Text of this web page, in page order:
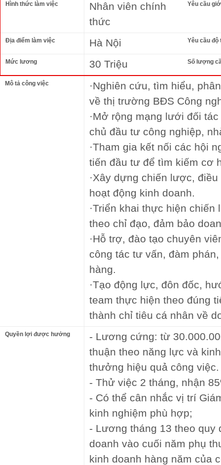
Hình thức làm việc
Nhân viên chính
thức
Yêu cầu
Địa điểm làm việc Hà Nội Yêu cầu độ
Mức lương 30 Triệu Số lượng
Mô tả công việc
·Nghiên cứu, tìm hiểu,
về thị trường BĐS Công
·Mở rộng mạng lưới đối
chủ đầu tư công nghiệp,
·Tham gia kết nối các hội
tiến đầu tư để tìm kiếm cơ
·Xây dựng chiến lược,
hoạt động kinh doanh.
·Triển khai thực hiện
theo chỉ đạo, đảm bảo
·Hỗ trợ, đào tạo chuyên
công tác tư vấn, đàm
hàng.
·Tạo động lực, đôn đốc,
team thực hiện theo đúng
thành chỉ tiêu cá nhân về
Quyền lợi được hưởng
- Lương cứng: từ
thuận theo năng lực và
thưởng hiệu quả công
- Thử việc 2 tháng, nhận
- Có thể cân nhắc vị trí
kinh nghiệm phù hợp;
- Lương tháng 13 theo quy
doanh vào cuối năm phụ
kinh doanh hàng năm của